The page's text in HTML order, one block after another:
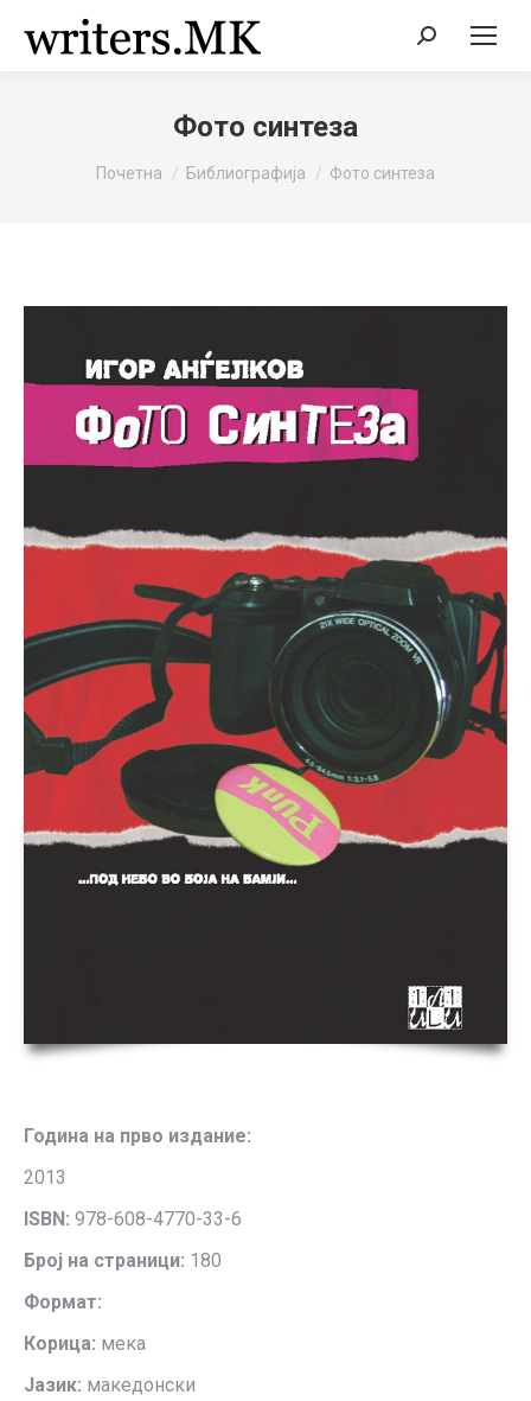
Search:
Фото синтеза
You are here:
Почетна Библиографија Фото синтеза
Година на прво издание:
2013
ISBN: 978-608-4770-33-6
Број на страници: 180
Формат:
Корица: мека
Јазик: македонски